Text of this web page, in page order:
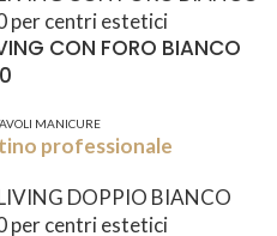
CON FORO BIANCO
MANICURE
professionale